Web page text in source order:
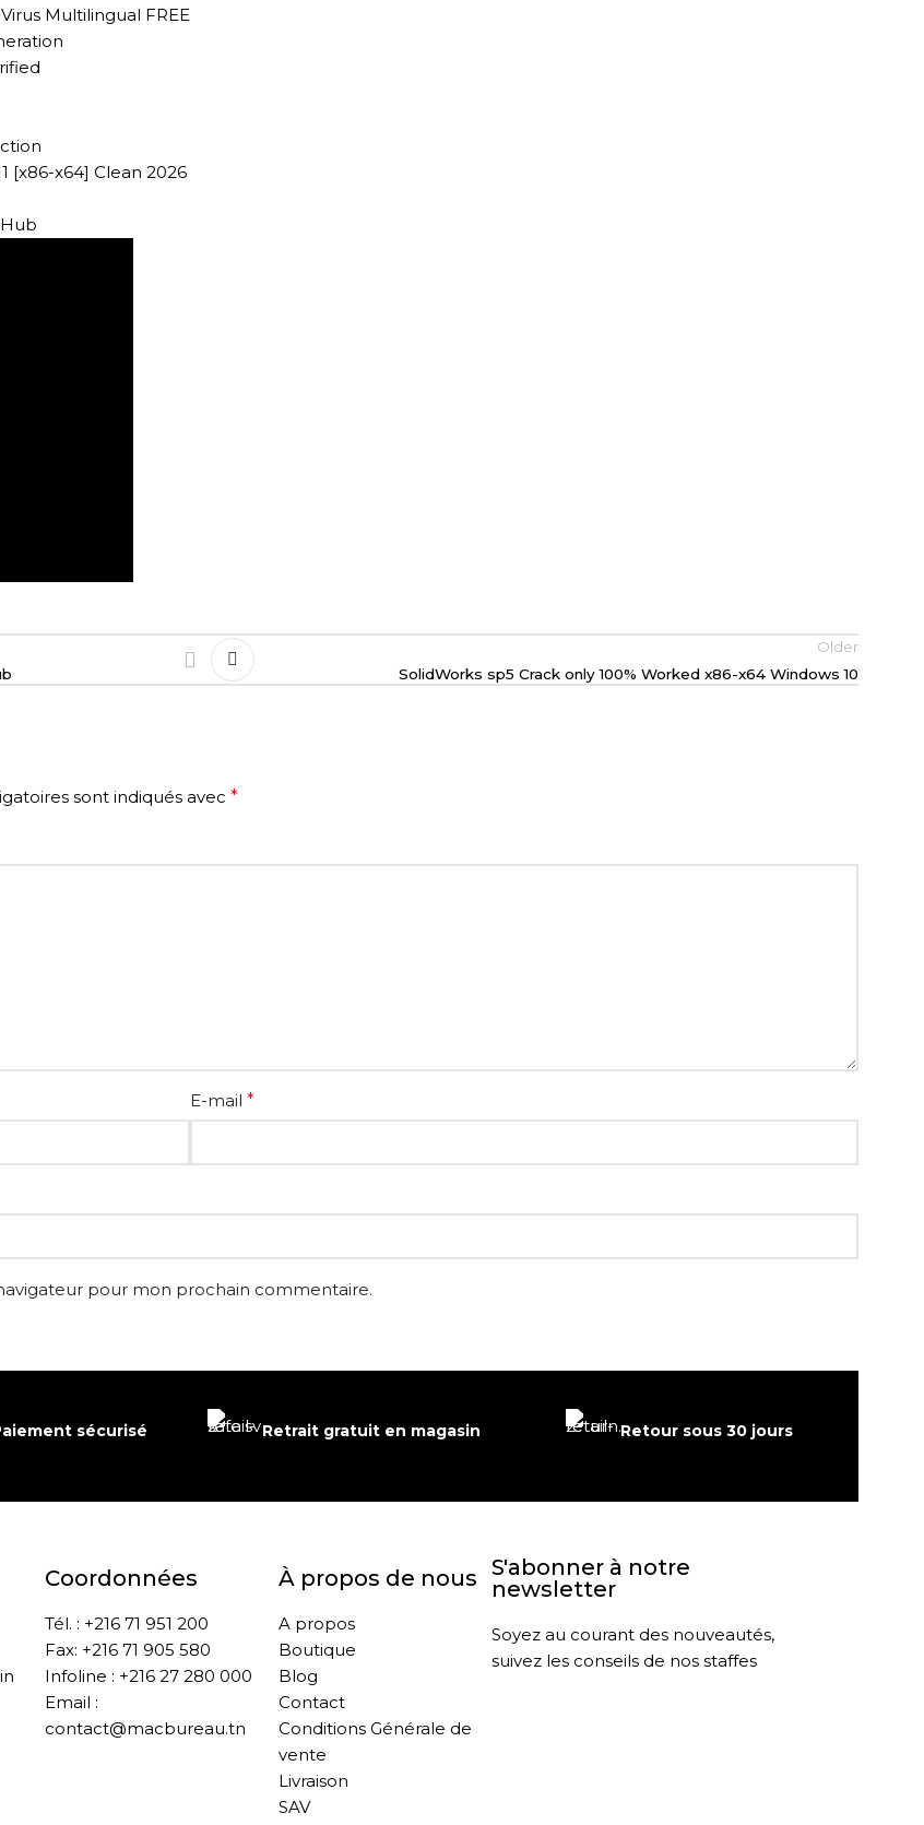
Multilingual FREE
[x86-x64] Clean 2026
Older
SolidWorks sp5 Crack only 100% Worked x86-x64 Windows 10
sont indiqués avec *
E-mail *
pour mon prochain commentaire.
sécurisé Retrait gratuit en magasin Retour sous 30 jours
Coordonnées
Tél. : +216 71 951 200
Fax: +216 71 905 580
Infoline : +216 27 280 000
Email :
contact@macbureau.tn
À propos de nous
A propos
Boutique
Blog
Contact
Conditions Générale de
vente
Livraison
SAV
S'abonner à notre
newsletter
Soyez au courant des nouveautés,
suivez les conseils de nos staffes